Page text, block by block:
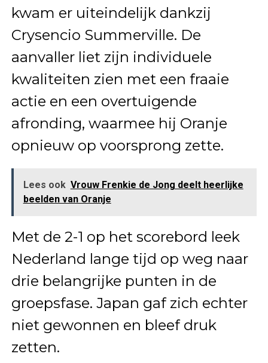
kwam er uiteindelijk dankzij
Crysencio Summerville. De
aanvaller liet zijn individuele
kwaliteiten zien met een fraaie
actie en een overtuigende
afronding, waarmee hij Oranje
opnieuw op voorsprong zette.
Lees ook Vrouw Frenkie de Jong deelt heerlijke
beelden van Oranje
Met de 2-1 op het scorebord leek
Nederland lange tijd op weg naar
drie belangrijke punten in de
groepsfase. Japan gaf zich echter
niet gewonnen en bleef druk
zetten.